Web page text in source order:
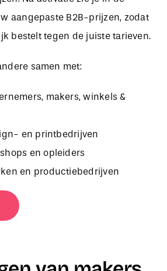
bestelt tegen de juiste tarieven.
samen met:
makers, winkels &
en printbedrijven
en opleiders
en productiebedrijven